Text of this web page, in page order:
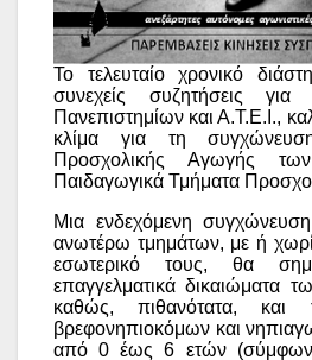
Το τελευταίο χρονικό
συνεχείς συζητήσεις για
Πανεπιστημίων και Α.Τ.Ε.Ι.,
κλίμα για τη
Προσχολικής Αγωγής
Παιδαγωγικά Τμήματα
Μια ενδεχόμενη
ανωτέρω τμημάτων, με ή
εσωτερικό τους, θα
επαγγελματικά δικαιώματα
καθώς, πιθανότατα, και
βρεφονηπιοκόμων και
από 0 έως 6 ετών